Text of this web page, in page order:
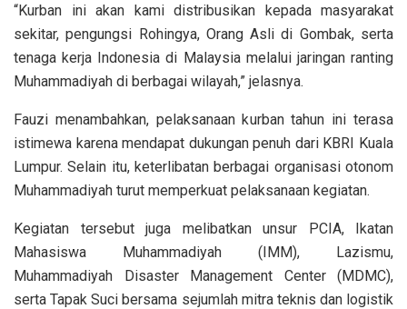
“Kurban ini akan kami distribusikan kepada masyarakat
sekitar, pengungsi Rohingya, Orang Asli di Gombak, serta
tenaga kerja Indonesia di Malaysia melalui jaringan ranting
Muhammadiyah di berbagai wilayah,” jelasnya.
Fauzi menambahkan, pelaksanaan kurban tahun ini terasa
istimewa karena mendapat dukungan penuh dari KBRI Kuala
Lumpur. Selain itu, keterlibatan berbagai organisasi otonom
Muhammadiyah turut memperkuat pelaksanaan kegiatan.
Kegiatan tersebut juga melibatkan unsur PCIA, Ikatan
Mahasiswa Muhammadiyah (IMM), Lazismu,
Muhammadiyah Disaster Management Center (MDMC),
serta Tapak Suci bersama sejumlah mitra teknis dan logistik